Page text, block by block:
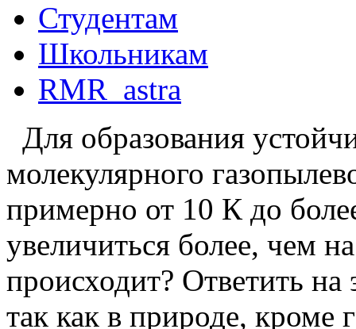
Студентам
Школьникам
RMR_astra
Для образования
молекулярного
примерно от 10 К до
увеличиться более, чем
происходит? Ответить
так как в природе, кроме